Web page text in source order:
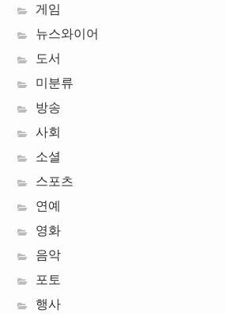
게임
뉴스와이어
도서
미분류
방송
사회
소셜
스포츠
연예
영화
음악
포토
행사